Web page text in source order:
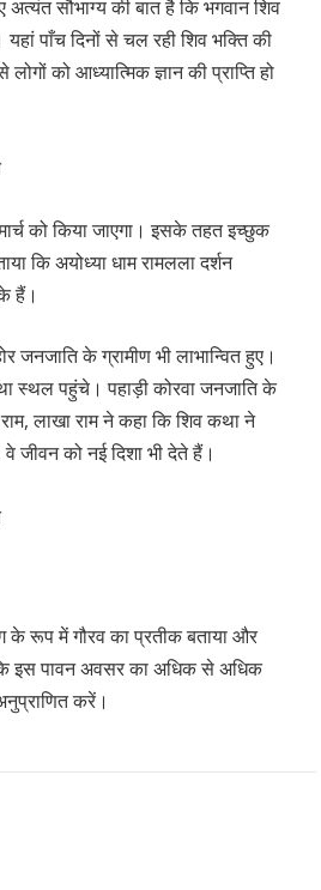
सौभाग्य की बात है कि भगवान शिव
पाँच दिनों से चल रही शिव भक्ति की
को आध्यात्मिक ज्ञान की प्राप्ति हो
को किया जाएगा। इसके तहत इच्छुक
कि अयोध्या धाम रामलला दर्शन
हैं।
जनजाति के ग्रामीण भी लाभान्वित हुए।
स्थल पहुंचे। पहाड़ी कोरवा जनजाति के
लाखा राम ने कहा कि शिव कथा ने
जीवन को नई दिशा भी देते हैं।
के रूप में गौरव का प्रतीक बताया और
इस पावन अवसर का अधिक से अधिक
करें।